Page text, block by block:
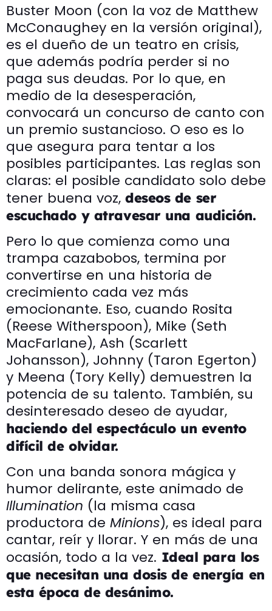
Buster Moon (con la voz de Matthew
McConaughey en la versión original),
es el dueño de un teatro en crisis,
que además podría perder si no
paga sus deudas. Por lo que, en
medio de la desesperación,
convocará un concurso de canto con
un premio sustancioso. O eso es lo
que asegura para tentar a los
posibles participantes. Las reglas son
claras: el posible candidato solo debe
tener buena voz, deseos de ser
escuchado y atravesar una audición.
Pero lo que comienza como una
trampa cazabobos, termina por
convertirse en una historia de
crecimiento cada vez más
emocionante. Eso, cuando Rosita
(Reese Witherspoon), Mike (Seth
MacFarlane), Ash (Scarlett
Johansson), Johnny (Taron Egerton)
y Meena (Tory Kelly) demuestren la
potencia de su talento. También, su
desinteresado deseo de ayudar,
haciendo del espectáculo un evento
difícil de olvidar.
Con una banda sonora mágica y
humor delirante, este animado de
Illumination (la misma casa
productora de Minions), es ideal para
cantar, reír y llorar. Y en más de una
ocasión, todo a la vez. Ideal para los
que necesitan una dosis de energía en
esta época de desánimo.